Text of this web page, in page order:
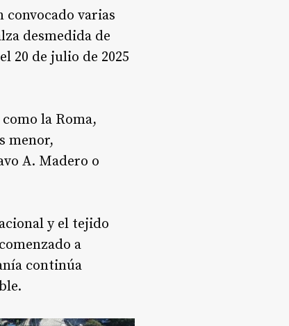
varias
desmedida de
20 de julio de 2025
la Roma,
menor,
A. Madero o
y el tejido
a
continúa
.